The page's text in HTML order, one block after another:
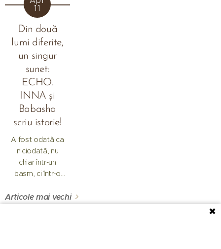
✖
ritmuri
incendiare și
energie maximă!
11
Din două
lumi diferite,
un singur
sunet:
ECHO.
INNA și
Babasha
scriu istorie!
A fost odată ca
niciodată, nu
chiar într-un
basm, ci într-o
muzicală tot mai
Articole mai vechi